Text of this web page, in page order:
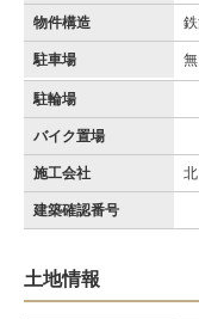
物件構造
駐車場 無
駐輪場
バイク置場
施工会社
建築確認番号
土地情報